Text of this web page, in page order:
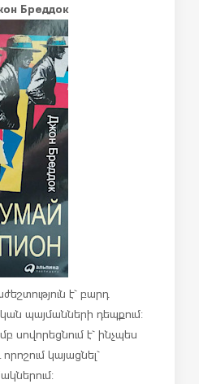
Бреддок
է` բարդ
պայմանների դեպքում:
սովորեցնում է` ինչպես
կայացնել`